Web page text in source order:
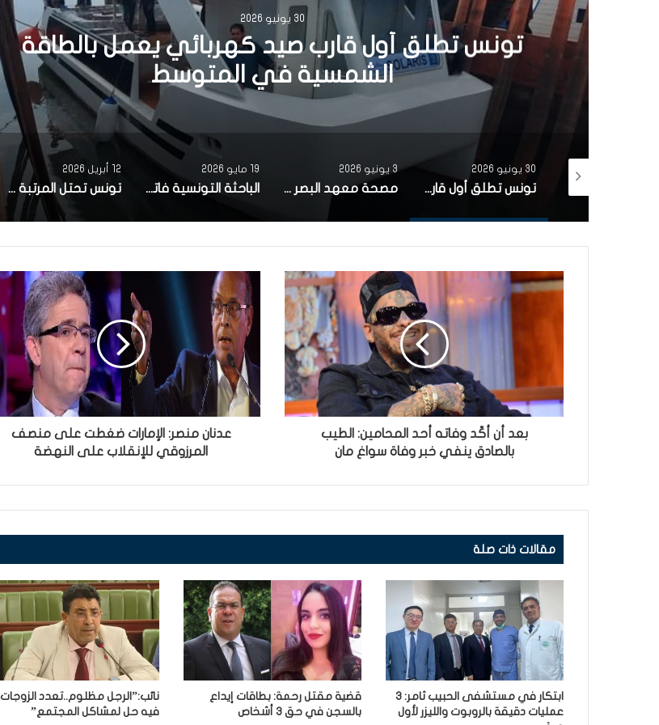
30 يونيو 2026
تونس تطلق أول قارب صيد كهربائي يعمل بالطاقة
الشمسية في المتوسط
30 يونيو 2026
تونس تطلق أول قارب صيد كهربائي يعمل بالطاقة الشمسية في المتوسط
3 يونيو 2026
مصحة معهد البصر والشبكية بالبحيرة 1 تقوم باجراء اكثر من 50 عملية جراحية لازالة الماء الابيض مجانا لفائدة عدد من اهالي قفصة
19 مايو 2026
الباحثة التونسية فاتن المولدي تنجح في الحصول على براءة اختراع في الولايات المتحدة الأمريكية، وذلك بعد ابتكارها محركاً هجيناً ثورياً
12 أبريل 2026
تونس تحتل المرتبة الاولى افريقيا من حيث عدد النساء المطورات للبرمجيات
بعد أن أكّد وفاته أحد المحامين: الطيب
بالصادق ينفي خبر وفاة سواغ مان
عدنان منصر: الإمارات ضغطت على منصف
المرزوقي للإنقلاب على النهضة
مقالات ذات صلة
ابتكار في مستشفى الحبيب ثامر: 3
عمليات دقيقة بالروبوت والليزر لأول
قضية مقتل رحمة: بطاقات إيداع
بالسجن في حق 3 أشخاص
نائب:”الرجل مظلوم..تعدد الزوجات
فيه حل لمشاكل المجتمع”